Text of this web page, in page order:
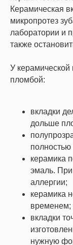
Керамическая
микропротез
лаборатории и
также
У
пломбой:
вкладки
дольше
полностью
керамика
эмаль.
аллергии;
керамика
временем;
вкладки
нужную